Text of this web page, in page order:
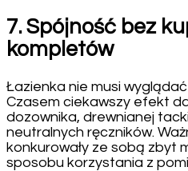
7. Spójność bez
kompletów
Łazienka nie musi
Czasem ciekawszy efekt
dozownika, drewnianej
neutralnych ręczników.
konkurowały ze sobą zbyt
sposobu korzystania z